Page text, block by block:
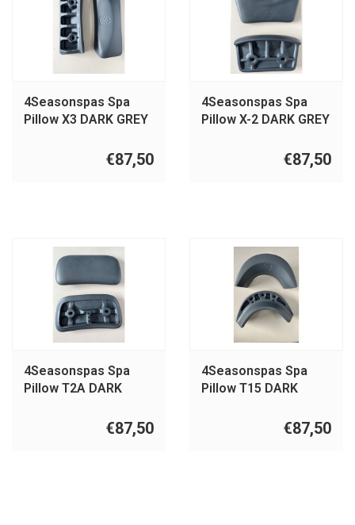
4Seasonspas Spa
Pillow X3 DARK GREY
€87,50
4Seasonspas Spa
Pillow X-2 DARK GREY
€87,50
4Seasonspas Spa
Pillow T2A DARK
€87,50
4Seasonspas Spa
Pillow T15 DARK
€87,50